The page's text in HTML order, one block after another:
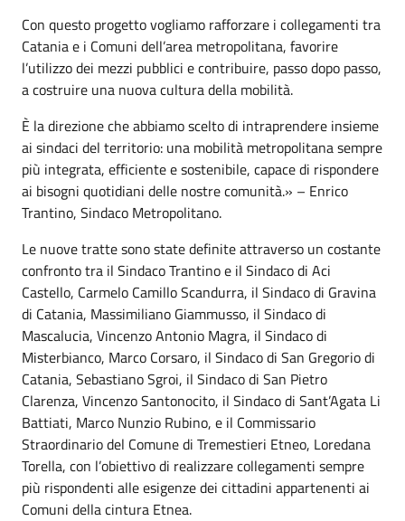
Con questo progetto vogliamo rafforzare i collegamenti tra
Catania e i Comuni dell’area metropolitana, favorire
l’utilizzo dei mezzi pubblici e contribuire, passo dopo passo,
a costruire una nuova cultura della mobilità.
È la direzione che abbiamo scelto di intraprendere insieme
ai sindaci del territorio: una mobilità metropolitana sempre
più integrata, efficiente e sostenibile, capace di rispondere
ai bisogni quotidiani delle nostre comunità.» – Enrico
Trantino, Sindaco Metropolitano.
Le nuove tratte sono state definite attraverso un costante
confronto tra il Sindaco Trantino e il Sindaco di Aci
Castello, Carmelo Camillo Scandurra, il Sindaco di Gravina
di Catania, Massimiliano Giammusso, il Sindaco di
Mascalucia, Vincenzo Antonio Magra, il Sindaco di
Misterbianco, Marco Corsaro, il Sindaco di San Gregorio di
Catania, Sebastiano Sgroi, il Sindaco di San Pietro
Clarenza, Vincenzo Santonocito, il Sindaco di Sant’Agata Li
Battiati, Marco Nunzio Rubino, e il Commissario
Straordinario del Comune di Tremestieri Etneo, Loredana
Torella, con l’obiettivo di realizzare collegamenti sempre
più rispondenti alle esigenze dei cittadini appartenenti ai
Comuni della cintura Etnea.